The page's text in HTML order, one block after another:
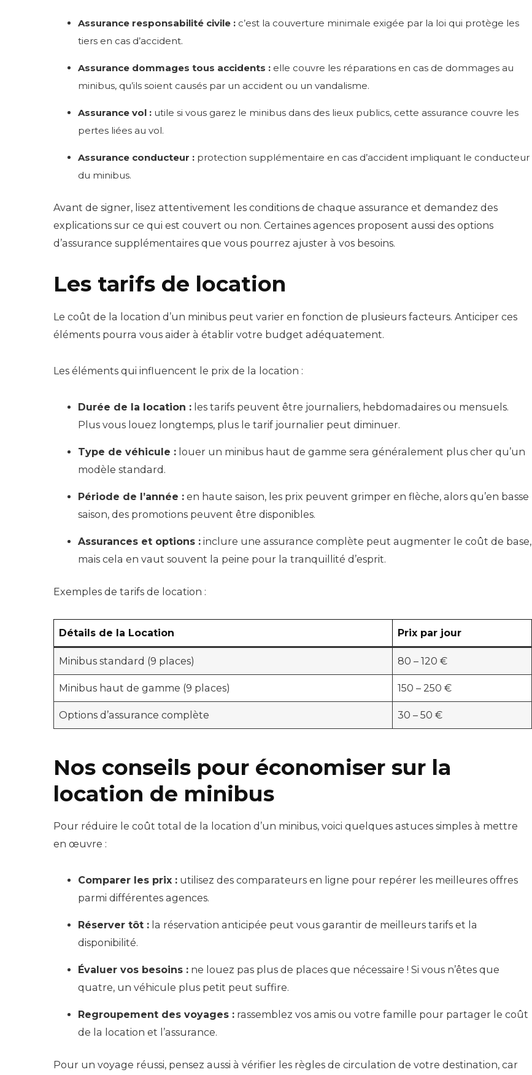
Assurance responsabilité civile : c’est la couverture minimale exigée par la loi qui protège les
tiers en cas d’accident.
Assurance dommages tous accidents : elle couvre les réparations en cas de dommages au
minibus, qu’ils soient causés par un accident ou un vandalisme.
Assurance vol : utile si vous garez le minibus dans des lieux publics, cette assurance couvre les
pertes liées au vol.
Assurance conducteur : protection supplémentaire en cas d’accident impliquant le conducteur
du minibus.
Avant de signer, lisez attentivement les conditions de chaque assurance et demandez des
explications sur ce qui est couvert ou non. Certaines agences proposent aussi des options
d’assurance supplémentaires que vous pourrez ajuster à vos besoins.
Les tarifs de location
Le coût de la location d’un minibus peut varier en fonction de plusieurs facteurs. Anticiper ces
éléments pourra vous aider à établir votre budget adéquatement.
Les éléments qui influencent le prix de la location :
Durée de la location : les tarifs peuvent être journaliers, hebdomadaires ou mensuels.
Plus vous louez longtemps, plus le tarif journalier peut diminuer.
Type de véhicule : louer un minibus haut de gamme sera généralement plus cher qu’un
modèle standard.
Période de l’année : en haute saison, les prix peuvent grimper en flèche, alors qu’en basse
saison, des promotions peuvent être disponibles.
Assurances et options : inclure une assurance complète peut augmenter le coût de base,
mais cela en vaut souvent la peine pour la tranquillité d’esprit.
Exemples de tarifs de location :
Détails de la Location Prix par jour
Minibus standard (9 places) 80 – 120 €
Minibus haut de gamme (9 places) 150 – 250 €
Options d’assurance complète 30 – 50 €
Nos conseils pour économiser sur la
location de minibus
Pour réduire le coût total de la location d’un minibus, voici quelques astuces simples à mettre
en œuvre :
Comparer les prix : utilisez des comparateurs en ligne pour repérer les meilleures offres
parmi différentes agences.
Réserver tôt : la réservation anticipée peut vous garantir de meilleurs tarifs et la
disponibilité.
Évaluer vos besoins : ne louez pas plus de places que nécessaire ! Si vous n’êtes que
quatre, un véhicule plus petit peut suffire.
Regroupement des voyages : rassemblez vos amis ou votre famille pour partager le coût
de la location et l’assurance.
Pour un voyage réussi, pensez aussi à vérifier les règles de circulation de votre destination, car